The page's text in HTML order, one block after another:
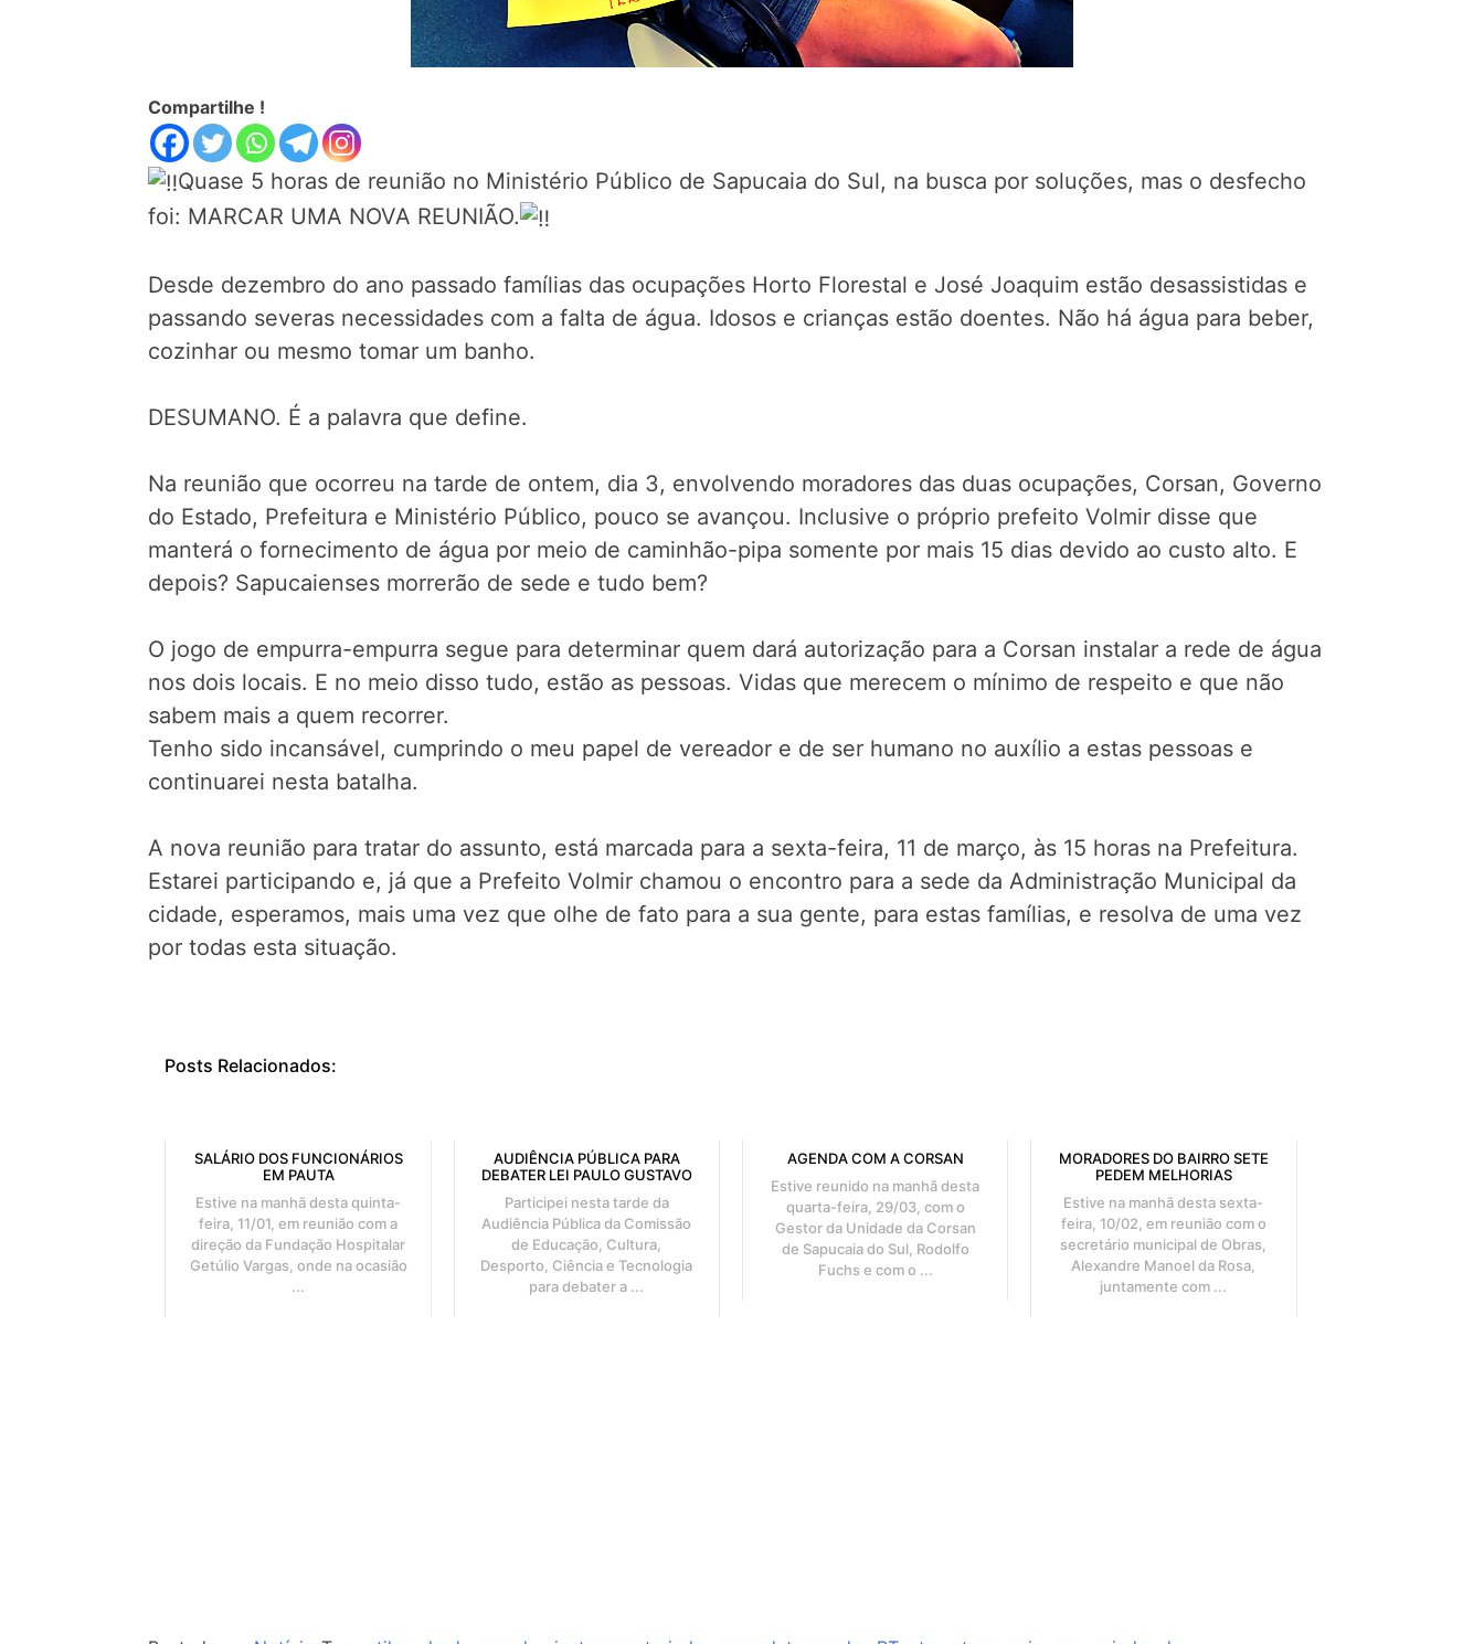
Compartilhe !
Quase 5 horas de reunião no Ministério Público de Sapucaia do Sul, na busca por soluções, mas o desfecho
foi: MARCAR UMA NOVA REUNIÃO.
Desde dezembro do ano passado famílias das ocupações Horto Florestal e José Joaquim estão desassistidas e
passando severas necessidades com a falta de água. Idosos e crianças estão doentes. Não há água para beber,
cozinhar ou mesmo tomar um banho.
DESUMANO. É a palavra que define.
Na reunião que ocorreu na tarde de ontem, dia 3, envolvendo moradores das duas ocupações, Corsan, Governo
do Estado, Prefeitura e Ministério Público, pouco se avançou. Inclusive o próprio prefeito Volmir disse que
manterá o fornecimento de água por meio de caminhão-pipa somente por mais 15 dias devido ao custo alto. E
depois? Sapucaienses morrerão de sede e tudo bem?
O jogo de empurra-empurra segue para determinar quem dará autorização para a Corsan instalar a rede de água
nos dois locais. E no meio disso tudo, estão as pessoas. Vidas que merecem o mínimo de respeito e que não
sabem mais a quem recorrer.
Tenho sido incansável, cumprindo o meu papel de vereador e de ser humano no auxílio a estas pessoas e
continuarei nesta batalha.
A nova reunião para tratar do assunto, está marcada para a sexta-feira, 11 de março, às 15 horas na Prefeitura.
Estarei participando e, já que a Prefeito Volmir chamou o encontro para a sede da Administração Municipal da
cidade, esperamos, mais uma vez que olhe de fato para a sua gente, para estas famílias, e resolva de uma vez
por todas esta situação.
Posts Relacionados:
SALÁRIO DOS FUNCIONÁRIOS
EM PAUTA
Estive na manhã desta quinta-
feira, 11/01, em reunião com a
direção da Fundação Hospitalar
Getúlio Vargas, onde na ocasião
...
AUDIÊNCIA PÚBLICA PARA
DEBATER LEI PAULO GUSTAVO
Participei nesta tarde da
Audiência Pública da Comissão
de Educação, Cultura,
Desporto, Ciência e Tecnologia
para debater a ...
AGENDA COM A CORSAN
Estive reunido na manhã desta
quarta-feira, 29/03, com o
Gestor da Unidade da Corsan
de Sapucaia do Sul, Rodolfo
Fuchs e com o ...
MORADORES DO BAIRRO SETE
PEDEM MELHORIAS
Estive na manhã desta sexta-
feira, 10/02, em reunião com o
secretário municipal de Obras,
Alexandre Manoel da Rosa,
juntamente com ...